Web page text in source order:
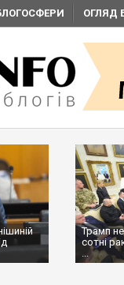
ОГЛЯД
Трамп
сотні
...